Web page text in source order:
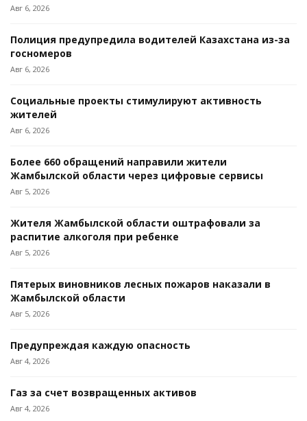
Авг 6, 2026
Полиция предупредила водителей Казахстана из-за
госномеров
Авг 6, 2026
Социальные проекты стимулируют активность
жителей
Авг 6, 2026
Более 660 обращений направили жители
Жамбылской области через цифровые сервисы
Авг 5, 2026
Жителя Жамбылской области оштрафовали за
распитие алкоголя при ребенке
Авг 5, 2026
Пятерых виновников лесных пожаров наказали в
Жамбылской области
Авг 5, 2026
Предупреждая каждую опасность
Авг 4, 2026
Газ за счет возвращенных активов
Авг 4, 2026